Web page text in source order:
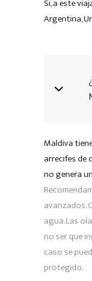
Si, a este
Argentina,
Maldiva
arrecifes de
no genera
avanzados.
agua. Las
no ser que
caso se
protegido.